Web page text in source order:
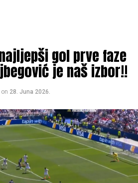
gol prve faze
je naš izbor!!
on 28. Juna 2026.